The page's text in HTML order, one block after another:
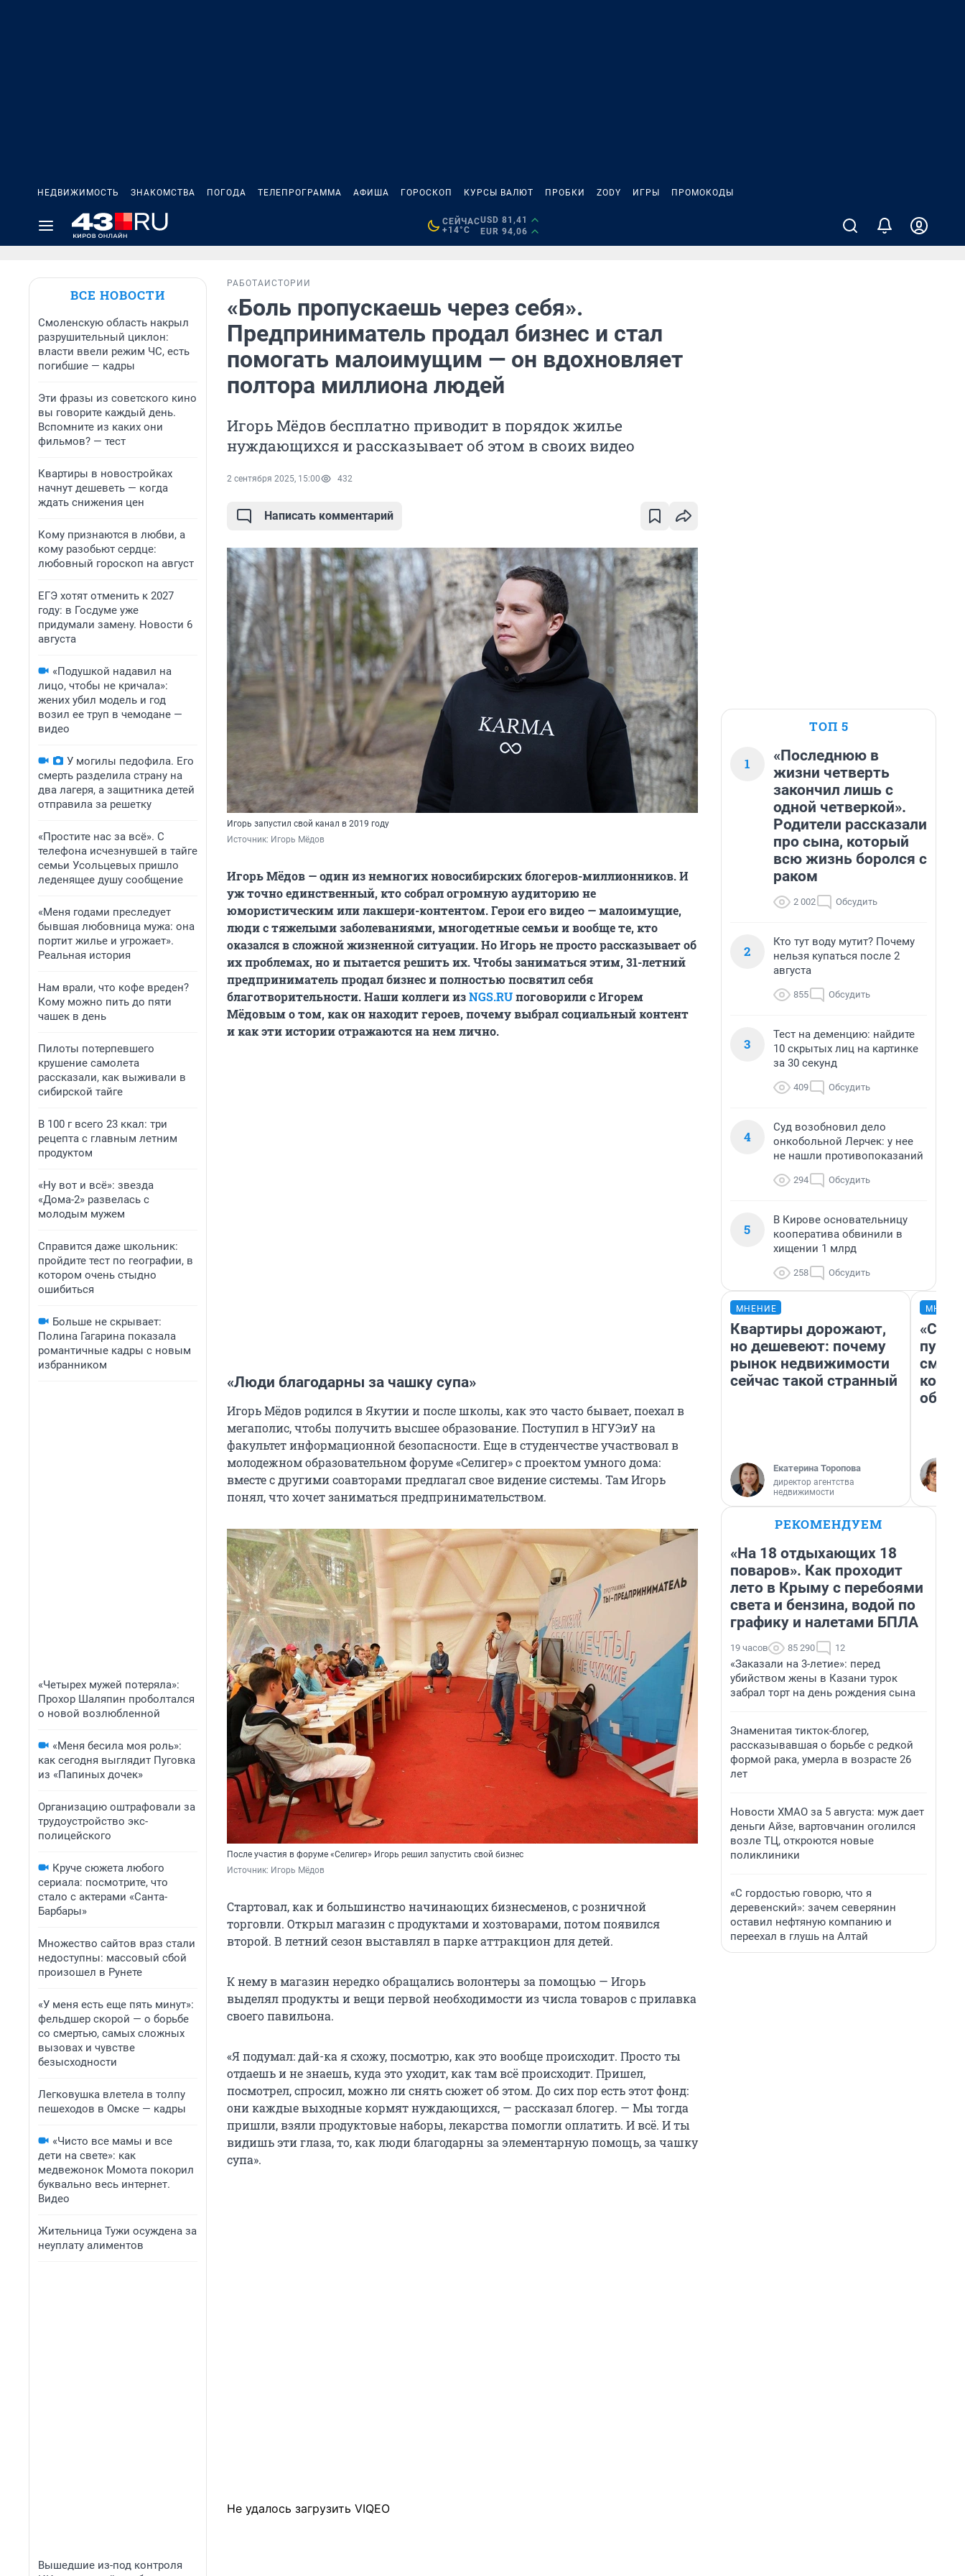
НЕДВИЖИМОСТЬ ЗНАКОМСТВА ПОГОДА ТЕЛЕПРОГРАММА АФИША ГОРОСКОП КУРСЫ ВАЛЮТ ПРОБКИ ZODY ИГРЫ ПРОМОКОДЫ
СЕЙЧАС
+14°C
USD 81,41
EUR 94,06
ВСЕ НОВОСТИ
Смоленскую область накрыл
разрушительный циклон:
власти ввели режим ЧС, есть
погибшие — кадры
Эти фразы из советского кино
вы говорите каждый день.
Вспомните из каких они
фильмов? — тест
Квартиры в новостройках
начнут дешеветь — когда
ждать снижения цен
Кому признаются в любви, а
кому разобьют сердце:
любовный гороскоп на август
ЕГЭ хотят отменить к 2027
году: в Госдуме уже
придумали замену. Новости 6
августа
«Подушкой надавил на
лицо, чтобы не кричала»:
жених убил модель и год
возил ее труп в чемодане —
видео
У могилы педофила. Его
смерть разделила страну на
два лагеря, а защитника детей
отправила за решетку
«Простите нас за всё». С
телефона исчезнувшей в тайге
семьи Усольцевых пришло
леденящее душу сообщение
«Меня годами преследует
бывшая любовница мужа: она
портит жилье и угрожает».
Реальная история
Нам врали, что кофе вреден?
Кому можно пить до пяти
чашек в день
Пилоты потерпевшего
крушение самолета
рассказали, как выживали в
сибирской тайге
В 100 г всего 23 ккал: три
рецепта с главным летним
продуктом
«Ну вот и всё»: звезда
«Дома-2» развелась с
молодым мужем
Справится даже школьник:
пройдите тест по географии, в
котором очень стыдно
ошибиться
Больше не скрывает:
Полина Гагарина показала
романтичные кадры с новым
избранником
«Четырех мужей потеряла»:
Прохор Шаляпин проболтался
о новой возлюбленной
«Меня бесила моя роль»:
как сегодня выглядит Пуговка
из «Папиных дочек»
Организацию оштрафовали за
трудоустройство экс-
полицейского
Круче сюжета любого
сериала: посмотрите, что
стало с актерами «Санта-
Барбары»
Множество сайтов враз стали
недоступны: массовый сбой
произошел в Рунете
«У меня есть еще пять минут»:
фельдшер скорой — о борьбе
со смертью, самых сложных
вызовах и чувстве
безысходности
Легковушка влетела в толпу
пешеходов в Омске — кадры
«Чисто все мамы и все
дети на свете»: как
медвежонок Момота покорил
буквально весь интернет.
Видео
Жительница Тужи осуждена за
неуплату алиментов
Вышедшие из-под контроля
РАБОТА ИСТОРИИ
«Боль пропускаешь через себя».
Предприниматель продал бизнес и стал
помогать малоимущим — он вдохновляет
полтора миллиона людей
Игорь Мёдов бесплатно приводит в порядок жилье
нуждающихся и рассказывает об этом в своих видео
2 сентября 2025, 15:00 432
Написать комментарий
Игорь запустил свой канал в 2019 году
Источник: Игорь Мёдов
Игорь Мёдов — один из немногих новосибирских блогеров-миллионников. И
уж точно единственный, кто собрал огромную аудиторию не
юмористическим или лакшери-контентом. Герои его видео — малоимущие,
люди с тяжелыми заболеваниями, многодетные семьи и вообще те, кто
оказался в сложной жизненной ситуации. Но Игорь не просто рассказывает об
их проблемах, но и пытается решить их. Чтобы заниматься этим, 31-летний
предприниматель продал бизнес и полностью посвятил себя
благотворительности. Наши коллеги изNGS.RUпоговорили с Игорем
Мёдовым о том, как он находит героев, почему выбрал социальный контент
и как эти истории отражаются на нем лично.
«Люди благодарны за чашку супа»
Игорь Мёдов родился в Якутии и после школы, как это часто бывает, поехал в
мегаполис, чтобы получить высшее образование. Поступил в НГУЭиУ на
факультет информационной безопасности. Еще в студенчестве участвовал в
молодежном образовательном форуме «Селигер» с проектом умного дома:
вместе с другими соавторами предлагал свое видение системы. Там Игорь
понял, что хочет заниматься предпринимательством.
После участия в форуме «Селигер» Игорь решил запустить свой бизнес
Источник: Игорь Мёдов
Стартовал, как и большинство начинающих бизнесменов, с розничной
торговли. Открыл магазин с продуктами и хозтоварами, потом появился
второй. В летний сезон выставлял в парке аттракцион для детей.
К нему в магазин нередко обращались волонтеры за помощью — Игорь
выделял продукты и вещи первой необходимости из числа товаров с прилавка
своего павильона.
«Я подумал: дай-ка я схожу, посмотрю, как это вообще происходит. Просто ты
отдаешь и не знаешь, куда это уходит, как там всё происходит. Пришел,
посмотрел, спросил, можно ли снять сюжет об этом. До сих пор есть этот фонд:
они каждые выходные кормят нуждающихся, — рассказал блогер. — Мы тогда
пришли, взяли продуктовые наборы, лекарства помогли оплатить. И всё. И ты
видишь эти глаза, то, как люди благодарны за элементарную помощь, за чашку
супа».
Не удалось загрузить VIQEO
ТОП 5
1
«Последнюю в
жизни четверть
закончил лишь с
одной четверкой».
Родители рассказали
про сына, который
всю жизнь боролся с
раком
2 002 Обсудить
2
Кто тут воду мутит? Почему
нельзя купаться после 2
августа
855 Обсудить
3
Тест на деменцию: найдите
10 скрытых лиц на картинке
за 30 секунд
409 Обсудить
4
Суд возобновил дело
онкобольной Лерчек: у нее
не нашли противопоказаний
294 Обсудить
5
В Кирове основательницу
кооператива обвинили в
хищении 1 млрд
258 Обсудить
МНЕНИЕ
Квартиры дорожают,
но дешевеют: почему
рынок недвижимости
сейчас такой странный
Екатерина Торопова
директор агентства
недвижимости
РЕКОМЕНДУЕМ
«На 18 отдыхающих 18
поваров». Как проходит
лето в Крыму с перебоями
света и бензина, водой по
графику и налетами БПЛА
19 часов 85 290 12
«Заказали на 3-летие»: перед
убийством жены в Казани турок
забрал торт на день рождения сына
Знаменитая тикток-блогер,
рассказывавшая о борьбе с редкой
формой рака, умерла в возрасте 26
лет
Новости ХМАО за 5 августа: муж дает
деньги Айзе, вартовчанин оголился
возле ТЦ, откроются новые
поликлиники
«С гордостью говорю, что я
деревенский»: зачем северянин
оставил нефтяную компанию и
переехал в глушь на Алтай